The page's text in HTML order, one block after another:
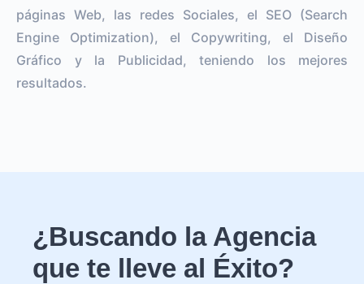
páginas Web, las redes Sociales, el SEO (Search
Engine Optimization), el Copywriting, el Diseño
Gráfico y la Publicidad, teniendo los mejores
resultados.
¿Buscando la Agencia
que te lleve al Éxito?